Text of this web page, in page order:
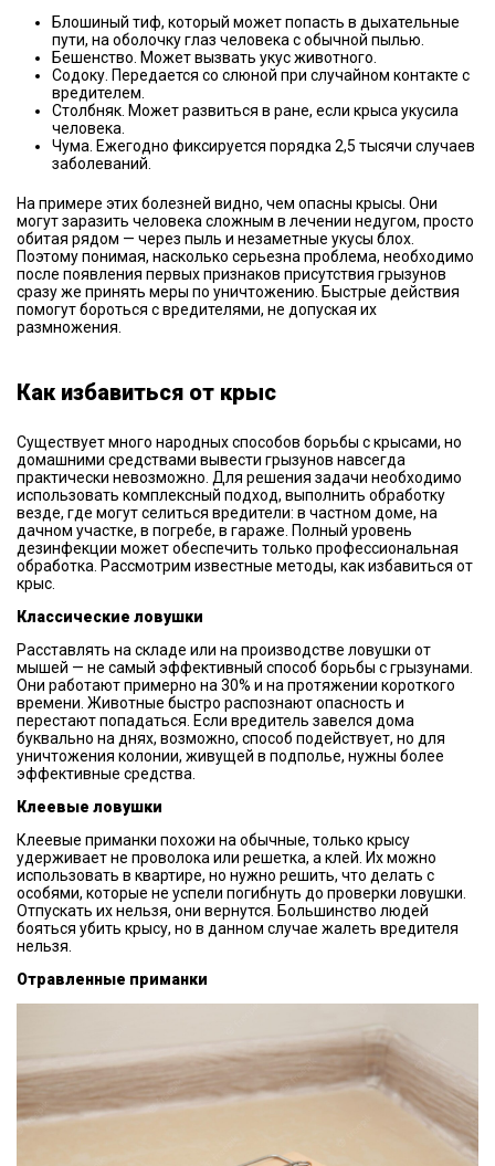
Блошиный тиф, который может попасть в дыхательные
пути, на оболочку глаз человека с обычной пылью.
Бешенство. Может вызвать укус животного.
Содоку. Передается со слюной при случайном контакте с
вредителем.
Столбняк. Может развиться в ране, если крыса укусила
человека.
Чума. Ежегодно фиксируется порядка 2,5 тысячи случаев
заболеваний.
На примере этих болезней видно, чем опасны крысы. Они
могут заразить человека сложным в лечении недугом, просто
обитая рядом — через пыль и незаметные укусы блох.
Поэтому понимая, насколько серьезна проблема, необходимо
после появления первых признаков присутствия грызунов
сразу же принять меры по уничтожению. Быстрые действия
помогут бороться с вредителями, не допуская их
размножения.
Как избавиться от крыс
Существует много народных способов борьбы с крысами, но
домашними средствами вывести грызунов навсегда
практически невозможно. Для решения задачи необходимо
использовать комплексный подход, выполнить обработку
везде, где могут селиться вредители: в частном доме, на
дачном участке, в погребе, в гараже. Полный уровень
дезинфекции может обеспечить только профессиональная
обработка. Рассмотрим известные методы, как избавиться от
крыс.
Классические ловушки
Расставлять на складе или на производстве ловушки от
мышей — не самый эффективный способ борьбы с грызунами.
Они работают примерно на 30% и на протяжении короткого
времени. Животные быстро распознают опасность и
перестают попадаться. Если вредитель завелся дома
буквально на днях, возможно, способ подействует, но для
уничтожения колонии, живущей в подполье, нужны более
эффективные средства.
Клеевые ловушки
Клеевые приманки похожи на обычные, только крысу
удерживает не проволока или решетка, а клей. Их можно
использовать в квартире, но нужно решить, что делать с
особями, которые не успели погибнуть до проверки ловушки.
Отпускать их нельзя, они вернутся. Большинство людей
бояться убить крысу, но в данном случае жалеть вредителя
нельзя.
Отравленные приманки